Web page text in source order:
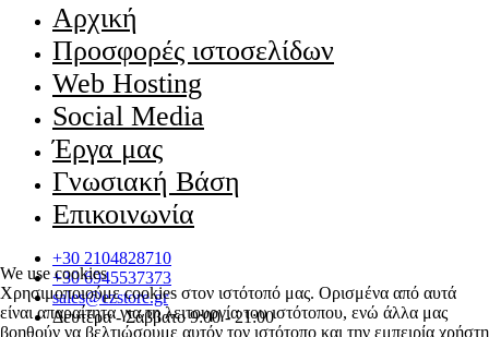
Αρχική
Προσφορές ιστοσελίδων
Web Hosting
Social Media
Έργα μας
Γνωσιακή Βάση
Επικοινωνία
+30 2104828710
+30 6945537373
sales@ezstore.gr
Δευτέρα - Σάββατο 9:00 - 21:00
We use cookies
Χρησιμοποιούμε cookies στον ιστότοπό μας. Ορισμένα από αυτά
είναι απαραίτητα για τη λειτουργία του ιστότοπου, ενώ άλλα μας
βοηθούν να βελτιώσουμε αυτόν τον ιστότοπο και την εμπειρία χρήστη